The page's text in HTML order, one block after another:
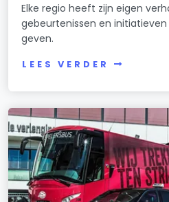
Elke regio heeft zijn eigen
gebeurtenissen en
geven.
LEES VERDER